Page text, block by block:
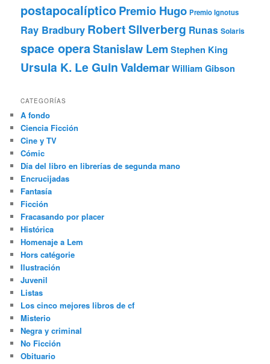
postapocalípticoPremio Hugo Premio Ignotus
Ray Bradbury Robert Silverberg Runas Solaris
space operaStanislaw Lem Stephen King
Ursula K. Le GuinValdemarWilliam Gibson
CATEGORÍAS
A fondo
Ciencia Ficción
Cine y TV
Cómic
Día del libro en librerías de segunda mano
Encrucijadas
Fantasía
Ficción
Fracasando por placer
Histórica
Homenaje a Lem
Hors catégorie
Ilustración
Juvenil
Listas
Los cinco mejores libros de cf
Misterio
Negra y criminal
No Ficción
Obituario